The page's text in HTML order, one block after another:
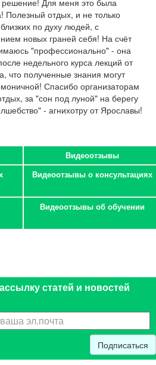
решение! Для меня это была
Полезный отдых, и не только
по духу людей, с
новых граней себя! На счёт
"профессионально" - она
недельного курса лекций от
что полученные знания могут
Спасибо организаторам
за "сон под луной" на берегу
- агнихотру от Ярославы!
Видеоотзывы
Видеоотзывы о консультациях
Видеоотзывы об обучении
статей и новостей
Подписаться